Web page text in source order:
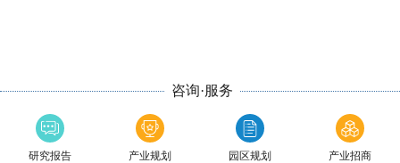
咨询·服务
研究报告 产业规划 园区规划 产业招商